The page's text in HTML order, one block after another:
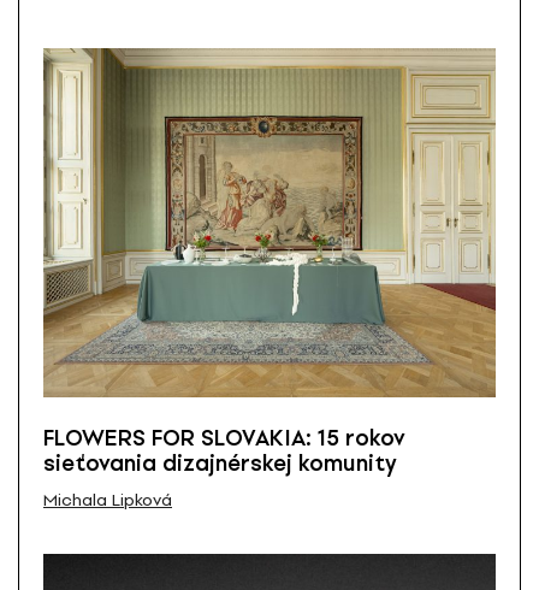
FLOWERS FOR SLOVAKIA: 15 rokov
sieťovania dizajnérskej komunity
Michala Lipková